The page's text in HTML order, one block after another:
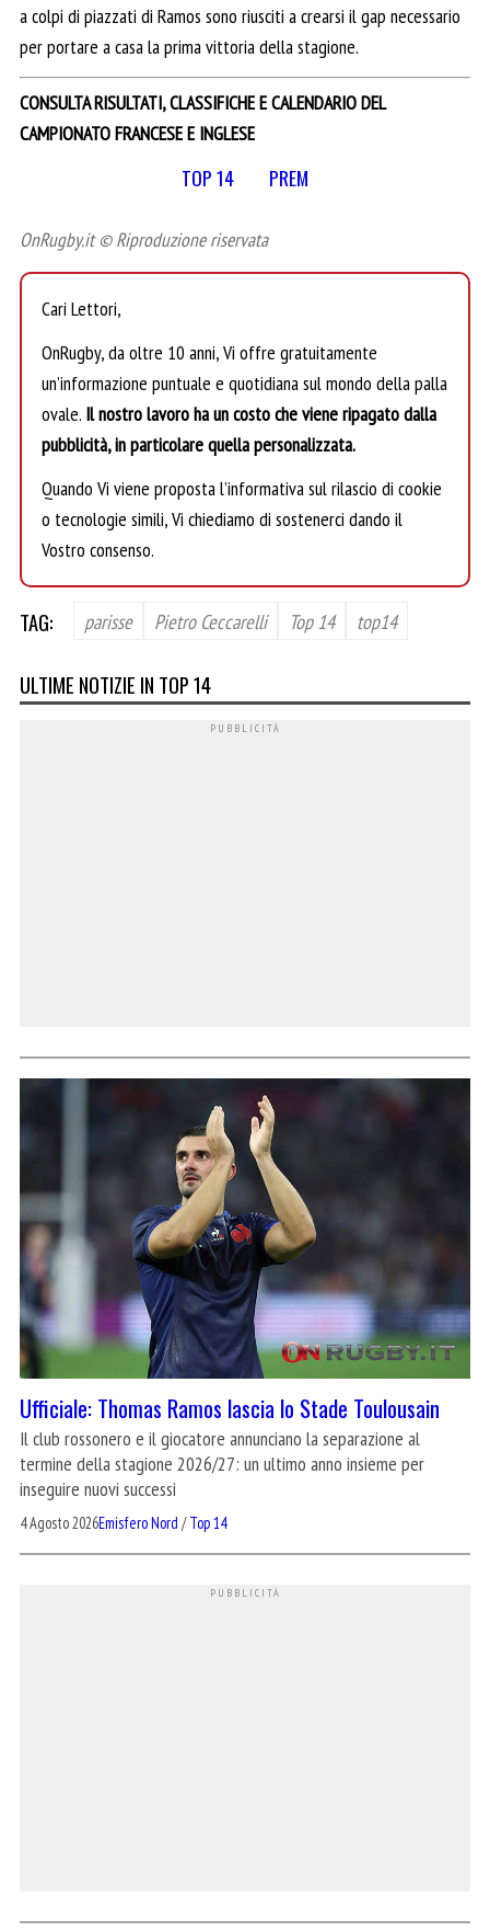
a colpi di piazzati di Ramos sono riusciti a crearsi il gap necessario
per portare a casa la prima vittoria della stagione.
CONSULTA RISULTATI, CLASSIFICHE E CALENDARIO DEL
CAMPIONATO FRANCESE E INGLESE
TOP 14 PREM
OnRugby.it © Riproduzione riservata
Cari Lettori,
OnRugby, da oltre 10 anni, Vi offre gratuitamente
un’informazione puntuale e quotidiana sul mondo della palla
ovale. Il nostro lavoro ha un costo che viene ripagato dalla
pubblicità, in particolare quella personalizzata.
Quando Vi viene proposta l’informativa sul rilascio di cookie
o tecnologie simili, Vi chiediamo di sostenerci dando il
Vostro consenso.
TAG: parisse Pietro Ceccarelli Top 14 top14
ULTIME NOTIZIE IN TOP 14
Ufficiale: Thomas Ramos lascia lo Stade Toulousain
Il club rossonero e il giocatore annunciano la separazione al
termine della stagione 2026/27: un ultimo anno insieme per
inseguire nuovi successi
4 Agosto 2026Emisfero Nord /Top 14